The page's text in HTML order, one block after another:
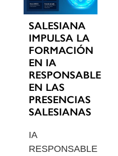
SALESIANA
IMPULSA LA
FORMACIÓN
EN IA
RESPONSABLE
EN LAS
PRESENCIAS
SALESIANAS
IA
RESPONSABLE